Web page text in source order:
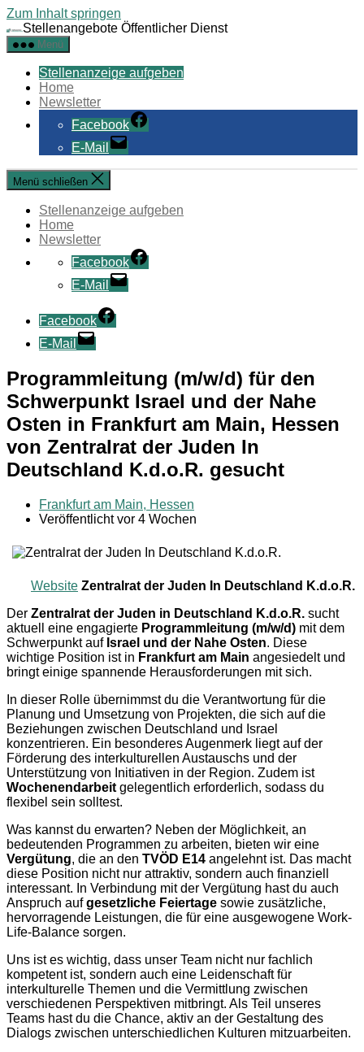
Zum Inhalt springen
Stellenangebote Öffentlicher Dienst
Menü
Stellenanzeige aufgeben
Home
Newsletter
Facebook
E-Mail
Menü schließen
Stellenanzeige aufgeben
Home
Newsletter
Facebook
E-Mail
Facebook
E-Mail
Programmleitung (m/w/d) für den
Schwerpunkt Israel und der Nahe
Osten in Frankfurt am Main, Hessen
von Zentralrat der Juden In
Deutschland K.d.o.R. gesucht
Frankfurt am Main, Hessen
Veröffentlicht vor 4 Wochen
Website Zentralrat der Juden In Deutschland K.d.o.R.
Der Zentralrat der Juden in Deutschland K.d.o.R. sucht
aktuell eine engagierte Programmleitung (m/w/d) mit dem
Schwerpunkt auf Israel und der Nahe Osten. Diese
wichtige Position ist in Frankfurt am Main angesiedelt und
bringt einige spannende Herausforderungen mit sich.
In dieser Rolle übernimmst du die Verantwortung für die
Planung und Umsetzung von Projekten, die sich auf die
Beziehungen zwischen Deutschland und Israel
konzentrieren. Ein besonderes Augenmerk liegt auf der
Förderung des interkulturellen Austauschs und der
Unterstützung von Initiativen in der Region. Zudem ist
Wochenendarbeit gelegentlich erforderlich, sodass du
flexibel sein solltest.
Was kannst du erwarten? Neben der Möglichkeit, an
bedeutenden Programmen zu arbeiten, bieten wir eine
Vergütung, die an den TVÖD E14 angelehnt ist. Das macht
diese Position nicht nur attraktiv, sondern auch finanziell
interessant. In Verbindung mit der Vergütung hast du auch
Anspruch aufgesetzliche Feiertage sowie zusätzliche,
hervorragende Leistungen, die für eine ausgewogene Work-
Life-Balance sorgen.
Uns ist es wichtig, dass unser Team nicht nur fachlich
kompetent ist, sondern auch eine Leidenschaft für
interkulturelle Themen und die Vermittlung zwischen
verschiedenen Perspektiven mitbringt. Als Teil unseres
Teams hast du die Chance, aktiv an der Gestaltung des
Dialogs zwischen unterschiedlichen Kulturen mitzuarbeiten.